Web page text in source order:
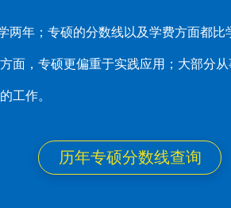
两年；专硕的分数线以及学费方面都比
面，专硕更偏重于实践应用；大部分
工作。
历年专硕分数线查询